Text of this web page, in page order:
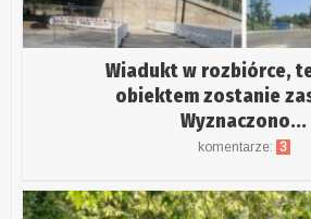
Wiadukt w rozbiórce,
obiektem zostanie
Wyznaczono...
komentarze: 3